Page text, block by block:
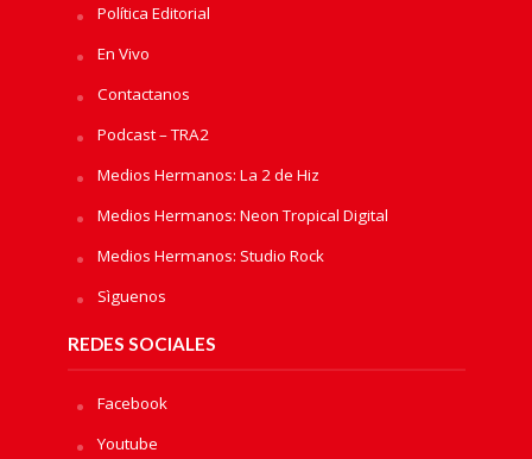
Política Editorial
En Vivo
Contactanos
Podcast – TRA2
Medios Hermanos: La 2 de Hiz
Medios Hermanos: Neon Tropical Digital
Medios Hermanos: Studio Rock
Sìguenos
REDES SOCIALES
Facebook
Youtube